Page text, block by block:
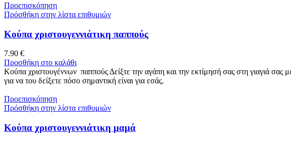
Προεπισκόπηση
Πρόσθήκη στην λίστα επιθυμιών
Κούπα χριστουγεννιάτικη παππούς
7.90 €
Προσθήκη στο καλάθι
Κούπα χριστουγέννων παππούς Δείξτε την αγάπη και την εκτίμησή σας στη γιαγιά
για να του δείξετε πόσο σημαντική είναι για εσάς.
Προεπισκόπηση
Πρόσθήκη στην λίστα επιθυμιών
Κούπα χριστουγεννιάτικη μαμά